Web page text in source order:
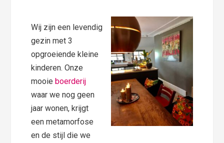
Wij zijn een levendig
gezin met 3
opgroeiende kleine
kinderen. Onze
mooieboerderij
waar we nog geen
jaar wonen, krijgt
een metamorfose
en de stijl die we